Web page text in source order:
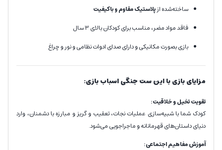
ساخته‌شده ازپلاستیک مقاوم و باکیفیت
فاقد مواد مضر، مناسب برای کودکان بالای 3 سال
بازی بصورت مکانیکی و دارای صدای ادوات نظامی و نور و چراغ
مزایای بازی با این ست جنگی اسباب بازی:
تقویت تخیل و خلاقیت:
کودک شما با شبیه‌سازی عملیات نجات، تعقیب و گریز و مبارزه با دشمنان، وارد
دنیای داستان‌های قهرمانانه و ماجراجویی می‌شود.
آموزش مفاهیم اجتماعی: